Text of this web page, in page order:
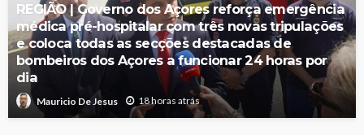
REGIÃO | Governo dos Açores reforça emergência
médica pré-hospitalar com três novas tripulações
e coloca todas as secções destacadas de
bombeiros dos Açores a funcionar 24 horas por
dia
Mauricio De Jesus 18 horas atrás